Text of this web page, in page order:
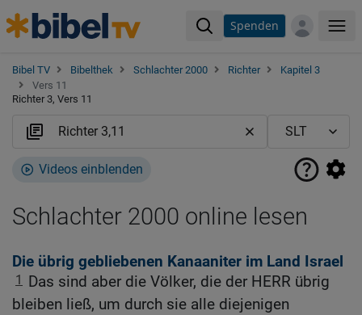
Spenden
Bibel TV Bibelthek Schlachter 2000 Richter
Kapitel 3
Vers 11
Richter 3, Vers 11
Videos einblenden
Schlachter 2000 online lesen
Die übrig gebliebenen Kanaaniter im Land Israel
1
Das sind aber die Völker, die der HERR übrig
bleiben ließ, um durch sie alle diejenigen